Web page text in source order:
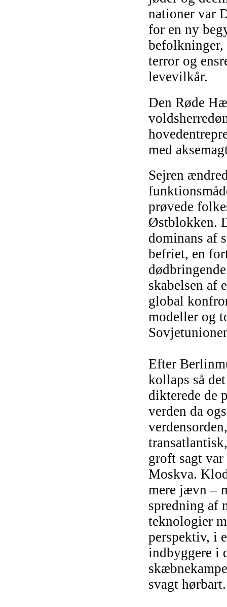
nationer var
for en ny
befolkninger,
terror og
levevilkår.
Den Røde
med
Sejren
prøvede
Østblokken.
dominans af
befriet, en
skabelsen af
global
modeller og
Efter
kollaps så
dikterede de
verden da
groft sagt
Moskva.
mere jævn –
spredning af
teknologier
perspektiv, i
indbyggere i
svagt hørbart.